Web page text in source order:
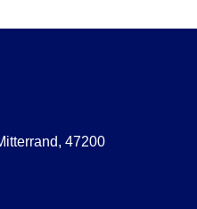
47200